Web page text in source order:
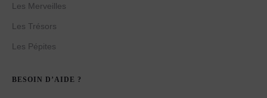
Les Merveilles
Les Trésors
Les Pépites
BESOIN D’AIDE ?